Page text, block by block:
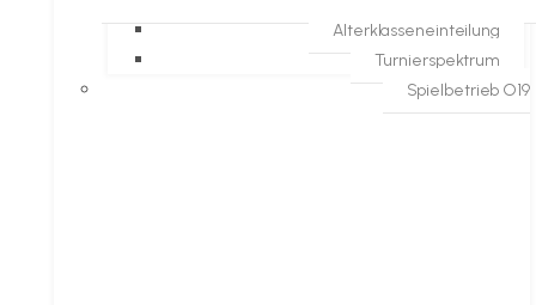
Alterklasseneinteilung
Turnierspektrum
Spielbetrieb O19